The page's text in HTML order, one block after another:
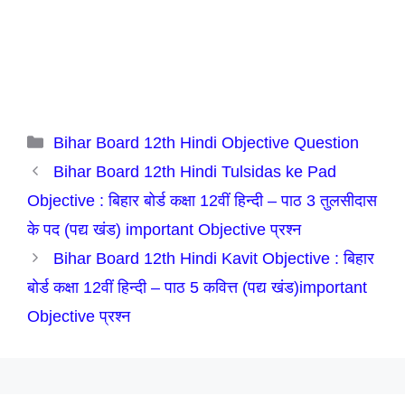
Categories
Bihar Board 12th Hindi Objective Question
Bihar Board 12th Hindi Tulsidas ke Pad
Objective : बिहार बोर्ड कक्षा 12वीं हिन्दी – पाठ 3 तुलसीदास
के पद (पद्य खंड) important Objective प्रश्न
Bihar Board 12th Hindi Kavit Objective : बिहार
बोर्ड कक्षा 12वीं हिन्दी – पाठ 5 कवित्त (पद्य खंड)important
Objective प्रश्न